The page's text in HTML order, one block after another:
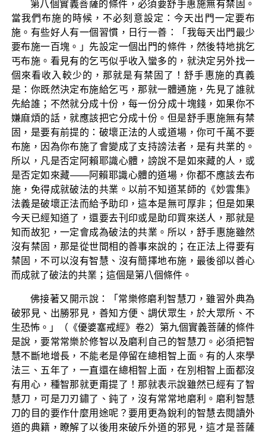
第八個實義菩薩的條件，必須要舒手惠施無有禁固。
當我們布施的時候，不必刻意設定：今天出門一定要布
施。有些好人有一個習慣，日行一善：「我每天出門最少
要布施一百塊。」先設定一個出門的條件，然後特地挑乞
丐布施。看見有的乞丐似乎收入蠻多的，就決定另外找一
個來看收入較少的，那就是有禁固了！舒手惠施的真義
是：你既然決定布施給乞丐，那就一體通施，先見了誰就
先給誰；不然就分成十份，每一份分成十塊錢，如果你不
嫌麻煩的話，就應該把它分成十份。但是舒手惠施無有禁
固，是要有前提的：破壞正法的人或道場，你可千萬不要
布施，因為你布施了會變成了支持謗法者，是有共業的。
所以，凡是否定阿賴耶識心體，謗說不是如來藏的人，或
是否定如來藏——阿賴耶識心體的道場，你都不應該去布
施，免得成就破法的共業。以前不知道某師的《妙雲集》
法義是破壞正法而給予助印，這本是無可厚非；但是如果
今天已經知道了，還要去刊印或是助印買來送人，那就是
知而故犯，一定會成為破法的共業。所以，舒手惠施雖然
沒有禁固，那是從世間相的善事來說的；在正法上得要有
禁固，不可以沒有智慧、沒有簡擇地布施，最後卻以善心
而成就了破法的共業；這個是第八個條件。
佛接著又開示說：「常樂修磨利智慧刀，雖習外典為
破邪見、出勝邪見，善知方便、調伏眾生，於大眾所、不
生恐怖。」（《優婆塞戒經》卷2）第九個實義菩薩的條件
是說，要常常樂於修智以及磨利自己的智慧刀。必須把智
慧不斷地增長，不能老是停留在總相智上面。有的人來學
法三、五年了，一直還在總相智上面，在別相智上面都沒
有用心，種智那就更甭提了！那就表示說雖然已經有了智
慧刀，可是刀刃鏽了、鈍了，沒有常常地磨利。磨利智慧
刀的目的要作什麼用途呢？要用更為銳利的智慧去閱讀外
道的典籍，瞭解了以後用來破斥外道的邪見，這才是菩薩